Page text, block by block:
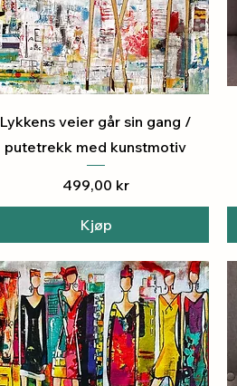
Hurtigvisning
Lykkens veier går sin gang /
putetrekk med kunstmotiv
Pris
499,00 kr
Kjøp